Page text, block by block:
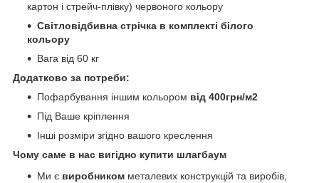
картон і стрейч-плівку) червоного кольору
Світловідбивна стрічка в комплекті білого
кольору
Вага від 60 кг
Додатково за потреби:
Пофарбування іншим кольором від 400грн/м2
Під Ваше кріплення
Інші розміри згідно вашого креслення
Чому саме в нас вигідно купити шлагбаум
Ми є виробником металевих конструкцій та виробів,